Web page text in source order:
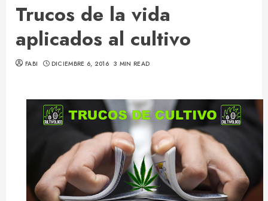
Trucos de la vida
aplicados al cultivo
FABI DICIEMBRE 6, 2016 3 MIN READ